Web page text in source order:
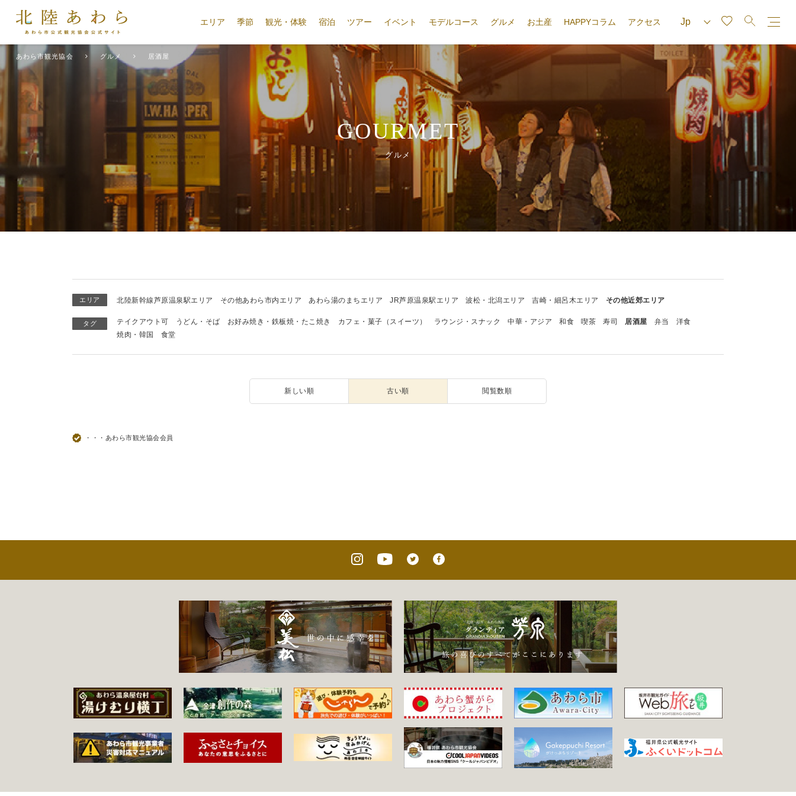
エリア 季節 観光・体験 宿泊 ツアー イベント モデルコース グルメ お土産 HAPPYコラム アクセス
あわら市観光協会 グルメ 居酒屋
GOURMET
グルメ
エリア 北陸新幹線芦原温泉駅エリア その他あわら市内エリア あわら湯のまちエリア JR芦原温泉駅エリア 波松・北潟エリア 吉崎・細呂木エリア その他近郊エリア
タグ テイクアウト可 うどん・そば お好み焼き・鉄板焼・たこ焼き カフェ・菓子（スイーツ） ラウンジ・スナック 中華・アジア 和食 喫茶 寿司 居酒屋 弁当
洋食
焼肉・韓国
食堂
新しい順 古い順 閲覧数順
・・・あわら市観光協会会員